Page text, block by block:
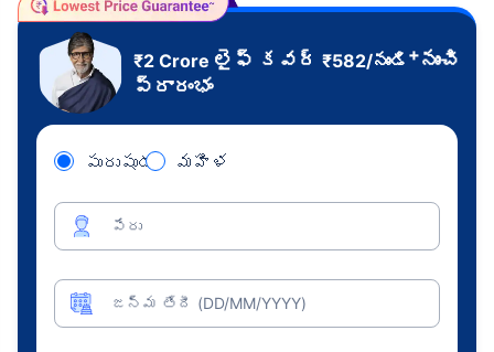
₹2 Crore లైఫ్ కవర్ ₹582/నుండి +నుంచి
ప్రారంభం
పురుషుడు మహిళ
పేరు
జన్మ తేదీ (DD/MM/YYYY)